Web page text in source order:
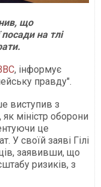
що
на тлі
, інформує
правду".
виступив з
міністр оборони
це
У своїй заяві Гілі
заявивши, що
ризиків, з